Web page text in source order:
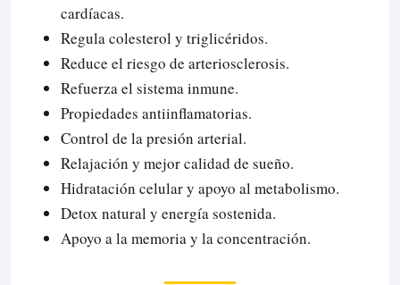
cardíacas.
Regula colesterol y triglicéridos.
Reduce el riesgo de arteriosclerosis.
Refuerza el sistema inmune.
Propiedades antiinflamatorias.
Control de la presión arterial.
Relajación y mejor calidad de sueño.
Hidratación celular y apoyo al metabolismo.
Detox natural y energía sostenida.
Apoyo a la memoria y la concentración.